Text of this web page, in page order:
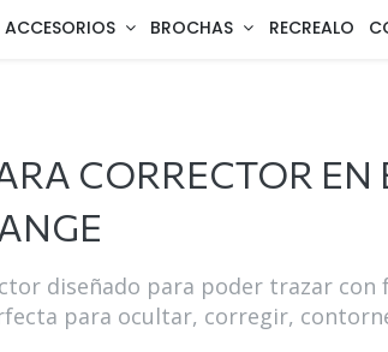
ACCESORIOS BROCHAS RECREALO
CORRECTOR EN
diseñado para poder trazar con
para ocultar, corregir,